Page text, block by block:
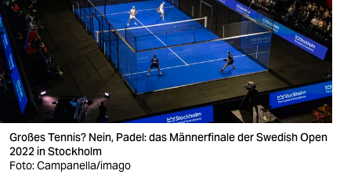
nord
wahrheit
verlag
verlag
veranstaltungen
Großes Tennis? Nein, Padel: das Männerfinale der Swedish Open
2022 in Stockholm
Foto: Campanella/imago